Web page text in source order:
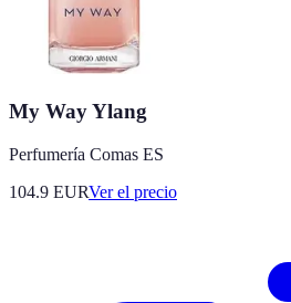
My Way Ylang
Perfumería Comas ES
104.9 EURVer el precio